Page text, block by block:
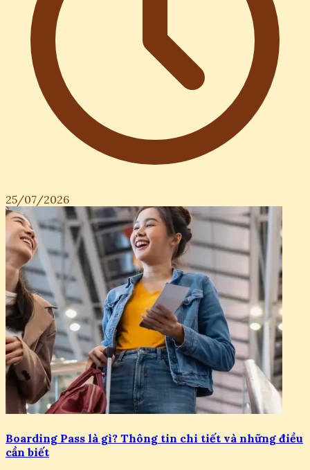
25/07/2026
Boarding Pass là gì? Thông tin chi tiết và những điều
cần biết